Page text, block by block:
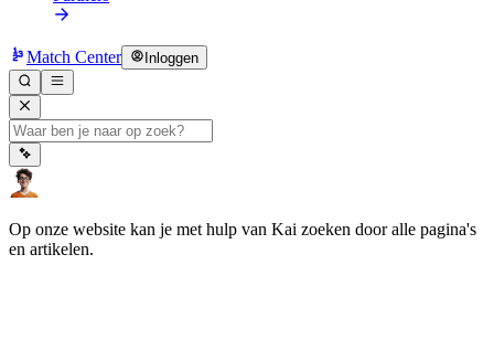
Match Center Inloggen
Op onze website kan je met hulp van Kai zoeken door alle pagina's
en artikelen.